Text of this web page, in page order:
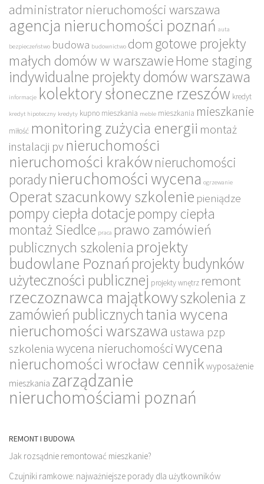
administrator nieruchomości warszawa
agencja nieruchomości poznań auta
bezpieczeństwo budowa budownictwo dom gotowe projekty
małych domów w warszawie Home staging
indywidualne projekty domów warszawa
informacje kolektory słoneczne rzeszów kredyt
kredyt hipoteczny kredyty kupno mieszkania meble mieszkania mieszkanie
miłość monitoring zużycia energii montaż
instalacji pv nieruchomości
nieruchomości krakównieruchomości
poradynieruchomości wycena ogrzewanie
Operat szacunkowy szkolenie pieniądze
pompy ciepła dotacjepompy ciepła
montaż Siedlce praca prawo zamówień
publicznych szkolenia projekty
budowlane Poznańprojekty budynków
użyteczności publicznej projekty wnętrz remont
rzeczoznawca majątkowyszkolenia z
zamówień publicznychtania wycena
nieruchomości warszawa ustawa pzp
szkolenia wycena nieruchomościwycena
nieruchomości wrocław cennik wyposażenie
mieszkania zarządzanie
nieruchomościami poznań
REMONT I BUDOWA
Jak rozsądnie remontować mieszkanie?
Czujniki ramkowe: najważniejsze porady dla użytkowników